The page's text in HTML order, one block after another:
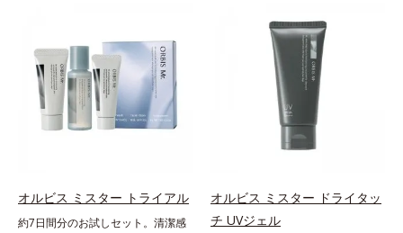
オルビス ミスター トライアル
約7日間分のお試しセット。清潔感
オルビス ミスター ドライタッ
チ UVジェル